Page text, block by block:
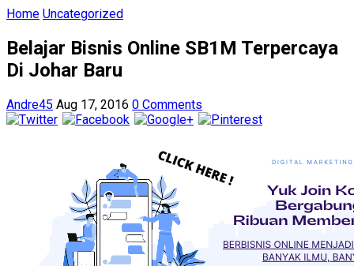
Home Uncategorized
Belajar Bisnis Online SB1M Terpercaya
Di Johar Baru
Andre45 Aug 17, 2016 0 Comments